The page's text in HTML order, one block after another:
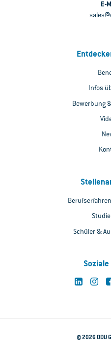
E-
Infos
Bewerbung
Schüler &
Soziale
© 2026 ODU